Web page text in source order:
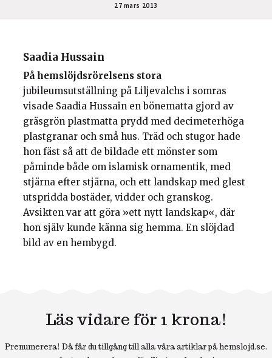
27 mars 2013
Saadia Hussain
På hemslöjdsrörelsens stora
jubileumsutställning på Liljevalchs i somras
visade Saadia Hussain en bönematta gjord av
gräsgrön plastmatta prydd med decimeterhöga
plastgranar och små hus. Träd och stugor hade
hon fäst så att de bildade ett mönster som
påminde både om islamisk ornamentik, med
stjärna efter stjärna, och ett landskap med glest
utspridda bostäder, vidder och granskog.
Avsikten var att göra »ett nytt landskap«, där
hon själv kunde känna sig hemma. En slöjdad
bild av en hembygd.
Läs vidare för 1 krona!
Prenumerera! Då får du tillgång till alla våra artiklar på hemslojd.se.